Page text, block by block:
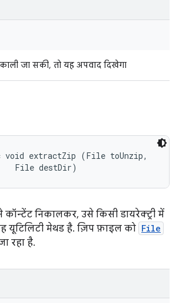
जा सकी, तो यह अपवाद दिखेगा
extractZip (File toUnzip,
File destDir)
निकालकर, उसे किसी डायरेक्ट्री में
यूटिलिटी मेथड है. ज़िप फ़ाइल को File
रहा है.